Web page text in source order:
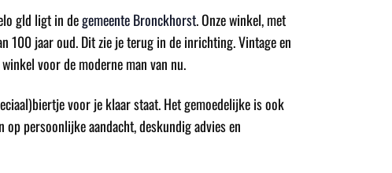
gld ligt in degemeente Bronckhorst. Onze winkel, met
100 jaar oud. Dit zie je terug in de inrichting. Vintage en
voor de moderne man van nu.
voor je klaar staat. Het gemoedelijke is ook
persoonlijke aandacht, deskundig advies en